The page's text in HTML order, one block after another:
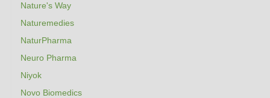
Nature's Way
Naturemedies
NaturPharma
Neuro Pharma
Niyok
Novo Biomedics